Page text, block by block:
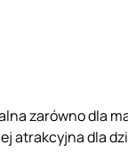
zarówno dla
atrakcyjna dla